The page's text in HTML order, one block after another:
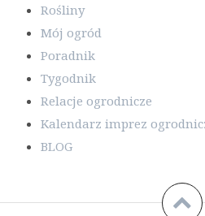
Rośliny
Mój ogród
Poradnik
Tygodnik
Relacje ogrodnicze
Kalendarz imprez
BLOG